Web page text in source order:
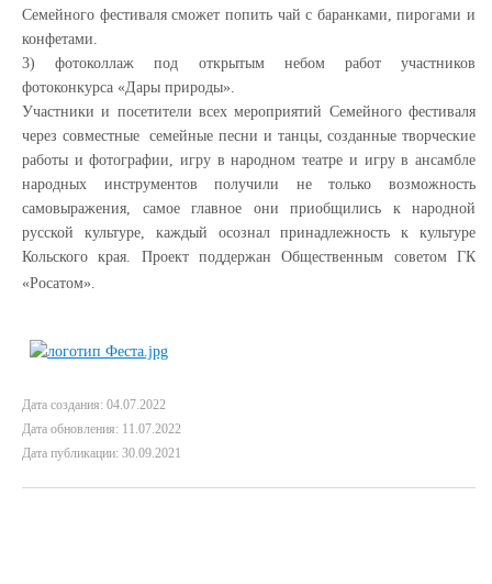
Семейного фестиваля сможет попить чай с баранками, пирогами и
конфетами.
3) фотоколлаж под открытым небом работ участников
фотоконкурса «Дары природы».
Участники и посетители всех мероприятий Семейного фестиваля
через совместные семейные песни и танцы, созданные творческие
работы и фотографии, игру в народном театре и игру в ансамбле
народных инструментов получили не только возможность
самовыражения, самое главное они приобщились к народной
русской культуре, каждый осознал принадлежность к культуре
Кольского края. Проект поддержан Общественным советом ГК
«Росатом».
Дата создания: 04.07.2022
Дата обновления: 11.07.2022
Дата публикации: 30.09.2021